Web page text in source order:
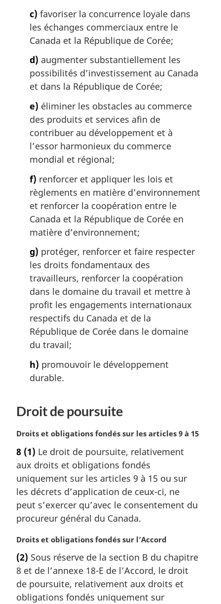
c) favoriser la concurrence loyale dans
les échanges commerciaux entre le
Canada et la République de Corée;
d) augmenter substantiellement les
possibilités d’investissement au Canada
et dans la République de Corée;
e) éliminer les obstacles au commerce
des produits et services afin de
contribuer au développement et à
l’essor harmonieux du commerce
mondial et régional;
f) renforcer et appliquer les lois et
règlements en matière d’environnement
et renforcer la coopération entre le
Canada et la République de Corée en
matière d’environnement;
g) protéger, renforcer et faire respecter
les droits fondamentaux des
travailleurs, renforcer la coopération
dans le domaine du travail et mettre à
profit les engagements internationaux
respectifs du Canada et de la
République de Corée dans le domaine
du travail;
h) promouvoir le développement
durable.
Droit de poursuite
N
t
e
m
a
g
i
a
l
e
:
Droits et obligations fondés sur les articles 9 à 15
8 (1) Le droit de poursuite, relativement
aux droits et obligations fondés
uniquement sur les articles 9 à 15 ou sur
les décrets d’application de ceux-ci, ne
peut s’exercer qu’avec le consentement du
procureur général du Canada.
N
t
e
m
a
Droits et obligations fondés sur l’Accord
(2) Sous réserve de la section B du chapitre
8 et de l’annexe 18-E de l’Accord, le droit
de poursuite, relativement aux droits et
obligations fondés uniquement sur